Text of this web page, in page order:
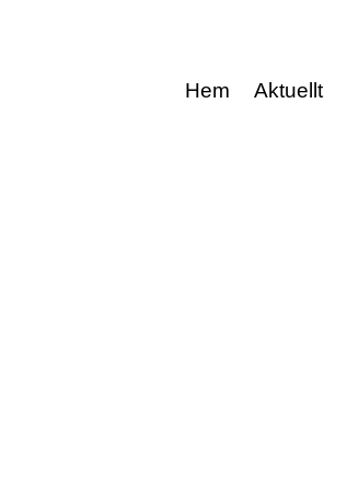
Hem Aktuellt